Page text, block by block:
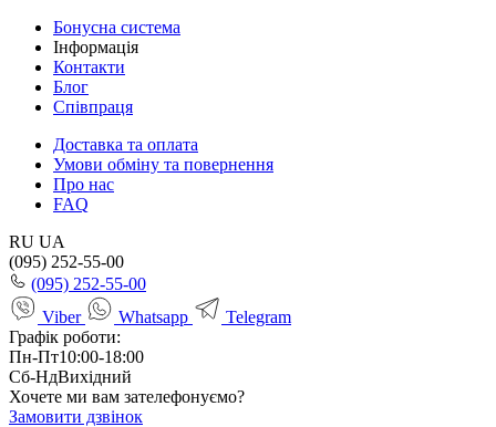
Бонусна система
Інформація
Контакти
Блог
Співпраця
Доставка та оплата
Умови обміну та повернення
Про нас
FAQ
RU UA
(095) 252-55-00
(095) 252-55-00
Viber
Whatsapp
Telegram
Графік роботи:
Пн-Пт10:00-18:00
Сб-НдВихідний
Хочете ми вам зателефонуємо?
Замовити дзвінок